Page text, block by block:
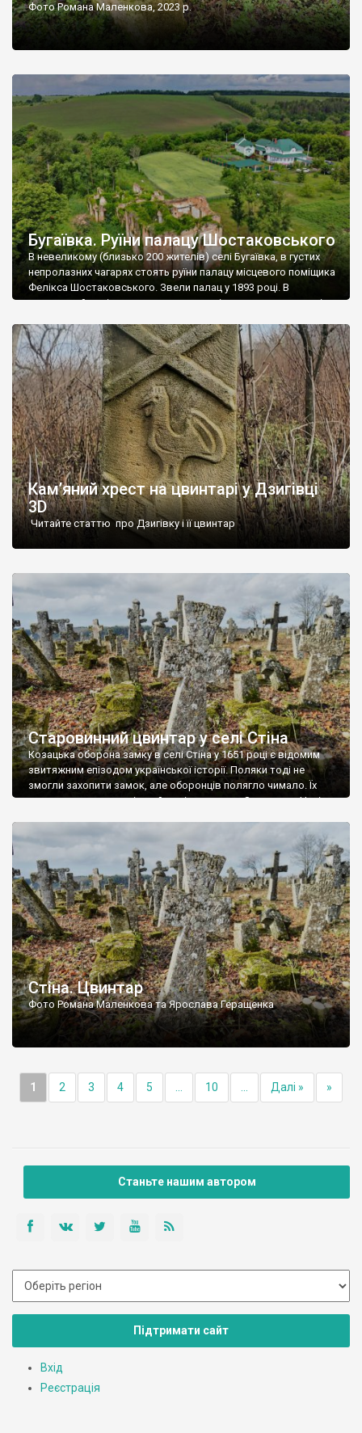
Фото Романа Маленкова, 2023 р.
Бугаївка. Руїни палацу Шостаковського
В невеликому (близько 200 жителів) селі Бугаївка, в густих
непролазних чагарях стоять руїни палацу місцевого поміщика
Фелікса Шостаковського. Звели палац у 1893 році. В
радянський період у ньому спочатку містилася школа, потім
століття тут розмістили туберкульозну лікарню. Коли із
палацу виїхала лікарня – ми точно не […]
Кам’яний хрест на цвинтарі у Дзигівці
3D
Читайте статтю про Дзигівку і її цвинтар
Старовинний цвинтар у селі Стіна
Козацька оборона замку в селі Стіна у 1651 році є відомим
звитяжним епізодом української історії. Поляки тоді не
змогли захопити замок, але оборонців полягло чимало. Їх
поховали на цвинтарі, який тоді називався Замковим. Нині на
ньому чимало хрестів 19 століття, є такі, де епітафії стер […]
Стіна. Цвинтар
Фото Романа Маленкова та Ярослава Геращенка
1 2 3 4 5 10 Далі » »
Станьте нашим автором
Підтримати сайт
Вхід
Реєстрація